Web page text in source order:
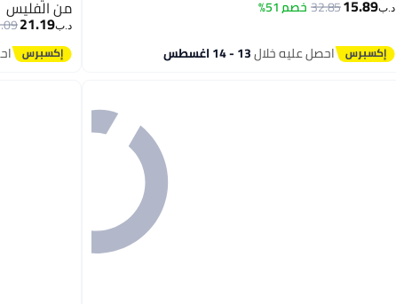
د.ب‏15.89
32.85خصم 51%
احصل عليه خلال13 - 14 اغسطس
من الفليس
د.ب‏21.19